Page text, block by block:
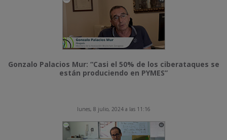
Gonzalo Palacios Mur: “Casi el 50% de los ciberataques se
están produciendo en PYMES”
lunes, 8 julio, 2024 a las 11:16